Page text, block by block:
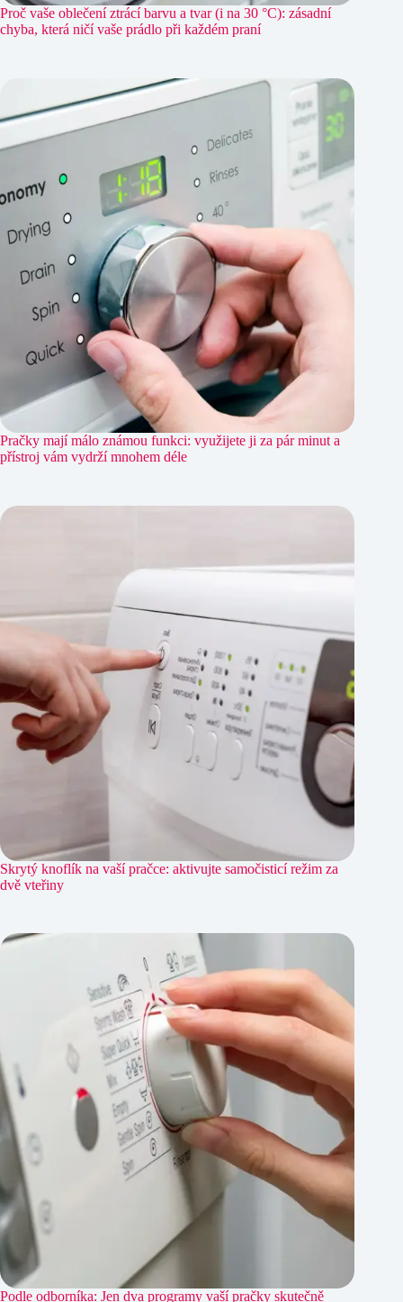
Proč vaše oblečení ztrácí barvu a tvar (i na 30 °C): zásadní
chyba, která ničí vaše prádlo při každém praní
Pračky mají málo známou funkci: využijete ji za pár minut a
přístroj vám vydrží mnohem déle
Skrytý knoflík na vaší pračce: aktivujte samočisticí režim za
dvě vteřiny
Podle odborníka: Jen dva programy vaší pračky skutečně